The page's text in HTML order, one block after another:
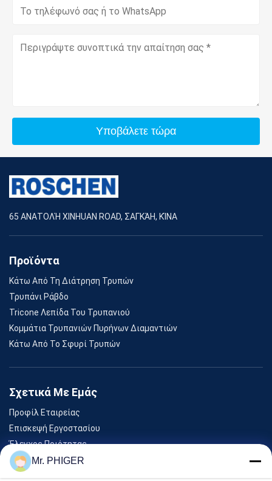
Υποβάλετε τώρα
65 ΑΝΑΤΟΛΉ XINHUAN ROAD, ΣΑΓΚΆΗ, ΚΊΝΑ
Προϊόντα
Κάτω Από Τη Διάτρηση Τρυπών
Τρυπάνι Ράβδο
Tricone Λεπίδα Του Τρυπανιού
Κομμάτια Τρυπανιών Πυρήνων Διαμαντιών
Κάτω Από Το Σφυρί Τρυπών
Σχετικά Με Εμάς
Προφίλ Εταιρείας
Επισκεψή Εργοστασίου
Έλεγχος Ποιότητας
SitemapMr. PHIGER